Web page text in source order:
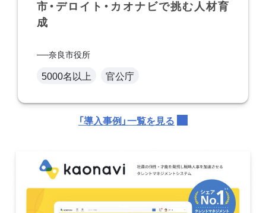
市・デロイト・カオナビで挑む人材育
成
奈良市役所
5000名以上 官公庁
「導入事例」一覧を見る